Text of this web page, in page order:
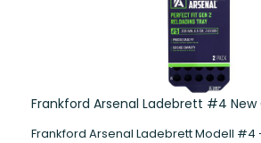
Frankford Arsenal Ladebrett #4
Frankford Arsenal Ladebrett Modell #4